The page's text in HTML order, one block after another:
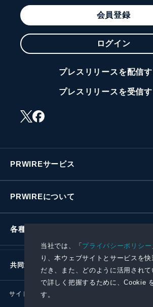
当社では、「プライバシーポリシー
り、本ウェブサイトとサービスを
だき、また、どのように活用され
で詳しく把握するために、Cookie
す。
会員登録
ログイン
プレスリリースを配信
プレスリリースを受信
PRWIREサービス
PRWIREについて
各種お問い合わせ
共同通信社グループ
サイトポリシー